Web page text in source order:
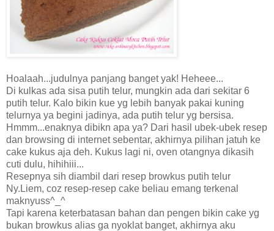
Hoalaah...judulnya panjang banget yak! Heheee...
Di kulkas ada sisa putih telur, mungkin ada dari sekitar 6
putih telur. Kalo bikin kue yg lebih banyak pakai kuning
telurnya ya begini jadinya, ada putih telur yg bersisa.
Hmmm...enaknya dibikn apa ya? Dari hasil ubek-ubek resep
dan browsing di internet sebentar, akhirnya pilihan jatuh ke
cake kukus aja deh. Kukus lagi ni, oven otangnya dikasih
cuti dulu, hihihiii...
Resepnya sih diambil dari resep browkus putih telur
Ny.Liem, coz resep-resep cake beliau emang terkenal
maknyuss^_^
Tapi karena keterbatasan bahan dan pengen bikin cake yg
bukan browkus alias ga nyoklat banget, akhirnya aku